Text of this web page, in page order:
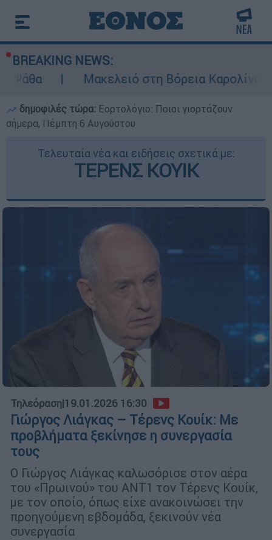
BREAKING NEWS:
Μακελειό στη Βόρεια Καρολίνα ύστερα
δημοφιλές τώρα: Εορτολόγιο: Ποιοι γιορτάζουν
σήμερα, Πέμπτη 6 Αυγούστου
Τελευταία νέα και ειδήσεις σχετικά με:
ΤΕΡΕΝΣ ΚΟΥΙΚ
Τηλεόραση|19.01.2026 16:30
Γιώργος Λιάγκας – Τέρενς Κουίκ: Με
προβλήματα ξεκίνησε η συνεργασία
τους
Ο Γιώργος Λιάγκας καλωσόρισε στον αέρα
του «Πρωινού» του ΑΝΤ1 τον Τέρενς Κουίκ,
με τον οποίο, όπως είχε ανακοινώσει την
προηγούμενη εβδομάδα, ξεκινούν νέα
συνεργασία